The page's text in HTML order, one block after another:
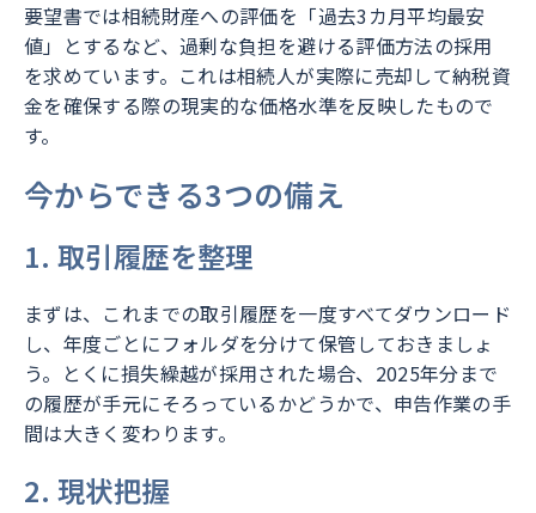
要望書では相続財産への評価を「過去3カ月平均最安
値」とするなど、過剰な負担を避ける評価方法の採用
を求めています。これは相続人が実際に売却して納税資
金を確保する際の現実的な価格水準を反映したもので
す。
今からできる3つの備え
1. 取引履歴を整理
まずは、これまでの取引履歴を一度すべてダウンロード
し、年度ごとにフォルダを分けて保管しておきましょ
う。とくに損失繰越が採用された場合、2025年分まで
の履歴が手元にそろっているかどうかで、申告作業の手
間は大きく変わります。
2. 現状把握